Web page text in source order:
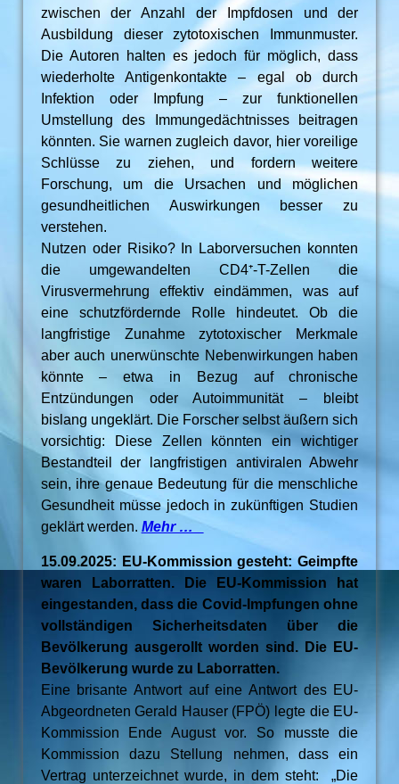
zwischen der Anzahl der Impfdosen und der
Ausbildung dieser zytotoxischen Immunmuster.
Die Autoren halten es jedoch für möglich, dass
wiederholte Antigenkontakte – egal ob durch
Infektion oder Impfung – zur funktionellen
Umstellung des Immungedächtnisses beitragen
könnten. Sie warnen zugleich davor, hier voreilige
Schlüsse zu ziehen, und fordern weitere
Forschung, um die Ursachen und möglichen
gesundheitlichen Auswirkungen besser zu
verstehen.
Nutzen oder Risiko? In Laborversuchen konnten
die umgewandelten CD4⁺-T-Zellen die
Virusvermehrung effektiv eindämmen, was auf
eine schutzfördernde Rolle hindeutet. Ob die
langfristige Zunahme zytotoxischer Merkmale
aber auch unerwünschte Nebenwirkungen haben
könnte – etwa in Bezug auf chronische
Entzündungen oder Autoimmunität – bleibt
bislang ungeklärt. Die Forscher selbst äußern sich
vorsichtig: Diese Zellen könnten ein wichtiger
Bestandteil der langfristigen antiviralen Abwehr
sein, ihre genaue Bedeutung für die menschliche
Gesundheit müsse jedoch in zukünftigen Studien
geklärt werden. Mehr …
15.09.2025: EU-Kommission gesteht: Geimpfte
waren Laborratten. Die EU-Kommission hat
eingestanden, dass die Covid-Impfungen ohne
vollständigen Sicherheitsdaten über die
Bevölkerung ausgerollt worden sind. Die EU-
Bevölkerung wurde zu Laborratten.
Eine brisante Antwort auf eine Antwort des EU-
Abgeordneten Gerald Hauser (FPÖ) legte die EU-
Kommission Ende August vor. So musste die
Kommission dazu Stellung nehmen, dass ein
Vertrag unterzeichnet wurde, in dem steht: „Die